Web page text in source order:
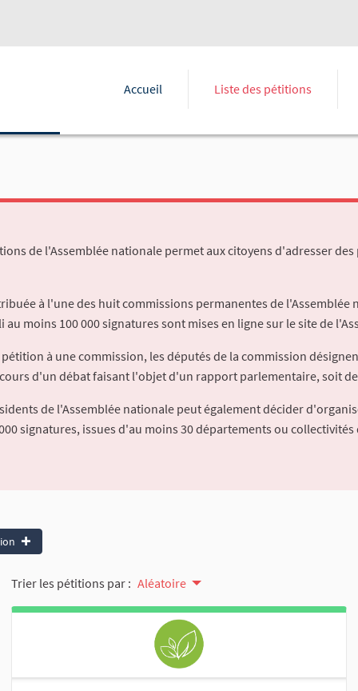
Accueil Liste des pétitions
de l'Assemblée nationale permet aux citoyens d'adresser
à l'une des huit commissions permanentes de
moins 100 000 signatures sont mises en ligne sur le site de
à une commission, les députés de la commission
d'un débat faisant l'objet d'un rapport parlementaire, soit
de l'Assemblée nationale peut également décider
signatures, issues d'au moins 30 départements ou
Trier les pétitions par : Aléatoire